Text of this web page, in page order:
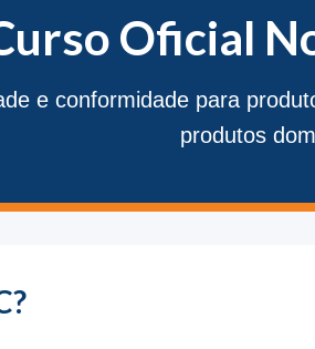
Oficial
e conformidade para
produtos